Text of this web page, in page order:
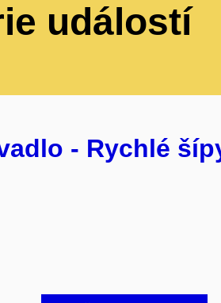
událostí
- Rychlé